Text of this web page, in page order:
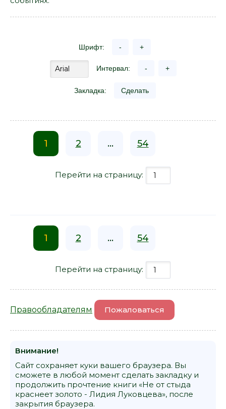
Шрифт: - +
Интервал: - +
Закладка: Сделать
1 2 ... 54
Перейти на страницу:
1 2 ... 54
Перейти на страницу:
Правообладателям Пожаловаться
Внимание!
Сайт сохраняет куки вашего браузера. Вы
сможете в любой момент сделать закладку и
продолжить прочтение книги «Не от стыда
краснеет золото - Лидия Луковцева», после
закрытия браузера.